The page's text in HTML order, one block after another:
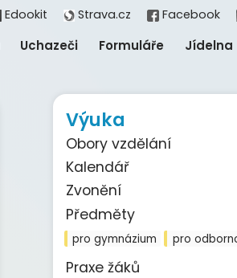
Edookit Strava.cz Facebook
Uchazeči Formuláře Jídelna
Výuka
Obory vzdělání
Kalendář
Zvonění
Předměty
pro gymnázium pro
Praxe žáků